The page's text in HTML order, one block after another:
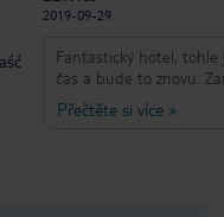
2019-09-29
Fantastický hotel,
čas a bude to znovu.
jsou úžasní animační
přátelští, když jsme přišli
Přečtěte si více »